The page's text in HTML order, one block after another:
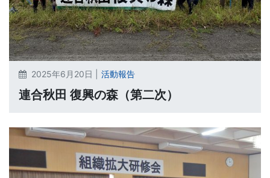
2025年6月20日 | 活動報告
連合秋田 復興の森（第二次）